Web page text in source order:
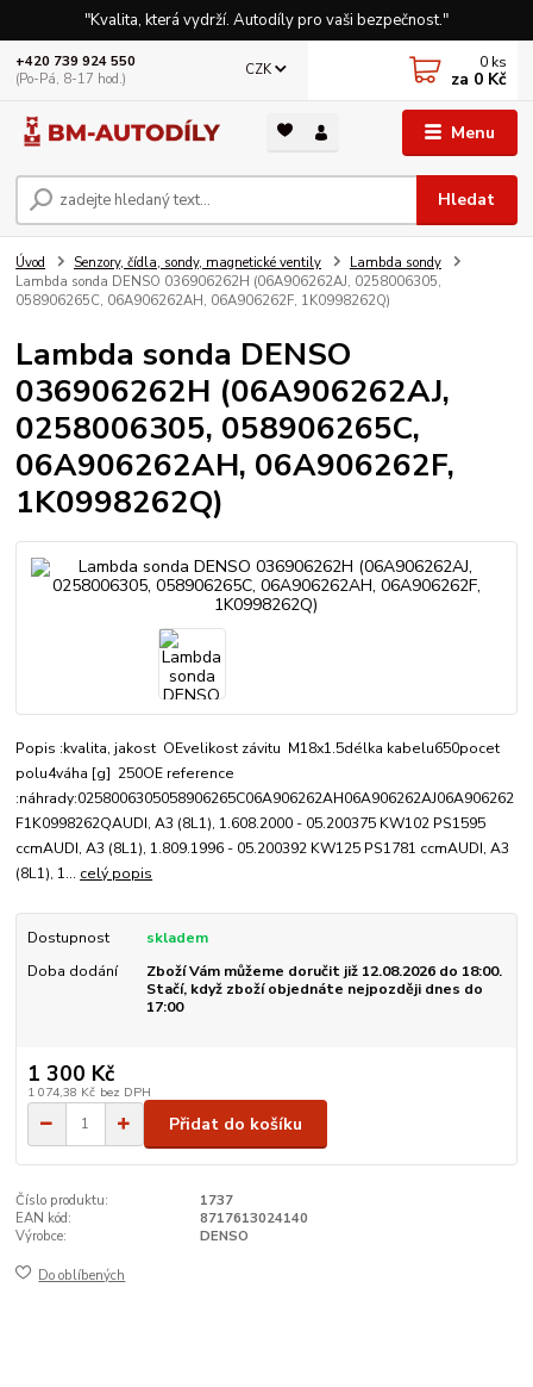
"Kvalita, která vydrží. Autodíly pro vaši bezpečnost."
Menu
CZK
Hledat
+420 739 924 550
(Po-Pá, 8-17 hod.)
0 ks
za 0 Kč
Úvod Senzory, čídla, sondy, magnetické ventily
Lambda sondy
Lambda sonda DENSO 036906262H (06A906262AJ, 0258006305,
058906265C, 06A906262AH, 06A906262F, 1K0998262Q)
Lambda sonda DENSO
036906262H (06A906262AJ,
0258006305, 058906265C,
06A906262AH, 06A906262F,
1K0998262Q)
Popis :kvalita, jakost OEvelikost závitu M18x1.5délka kabelu650pocet
polu4váha [g] 250OE reference
:náhrady:0258006305058906265C06A906262AH06A906262AJ06A906262
F1K0998262QAUDI, A3 (8L1), 1.608.2000 - 05.200375 KW102 PS1595
ccmAUDI, A3 (8L1), 1.809.1996 - 05.200392 KW125 PS1781 ccmAUDI, A3
(8L1), 1... celý popis
Dostupnost
skladem
Doba dodání
Zboží Vám můžeme doručit již 12.08.2026 do 18:00.
Stačí, když zboží objednáte nejpozději dnes do
17:00
1 300 Kč
1 074,38 Kč bez DPH
Přidat do košíku
Číslo produktu:
1737
EAN kód:
8717613024140
Výrobce:
DENSO
Do oblíbených